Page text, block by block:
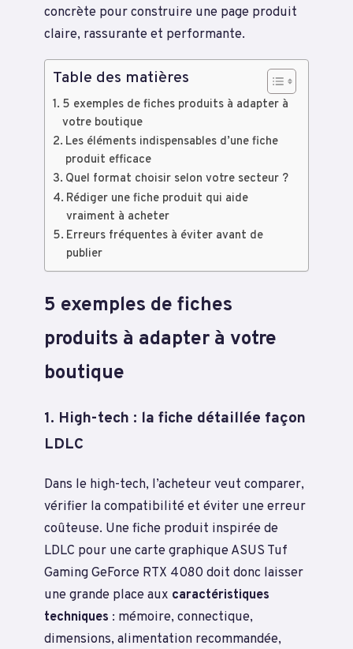
concrète pour construire une page produit
claire, rassurante et performante.
Table des matières
5 exemples de fiches produits à adapter à
votre boutique
Les éléments indispensables d’une fiche
produit efficace
Quel format choisir selon votre secteur ?
Rédiger une fiche produit qui aide
vraiment à acheter
Erreurs fréquentes à éviter avant de
publier
5 exemples de fiches
produits à adapter à votre
boutique
1. High-tech : la fiche détaillée façon
LDLC
Dans le high-tech, l’acheteur veut comparer,
vérifier la compatibilité et éviter une erreur
coûteuse. Une fiche produit inspirée de
LDLC pour une carte graphique ASUS Tuf
Gaming GeForce RTX 4080 doit donc laisser
une grande place aux caractéristiques
techniques : mémoire, connectique,
dimensions, alimentation recommandée,